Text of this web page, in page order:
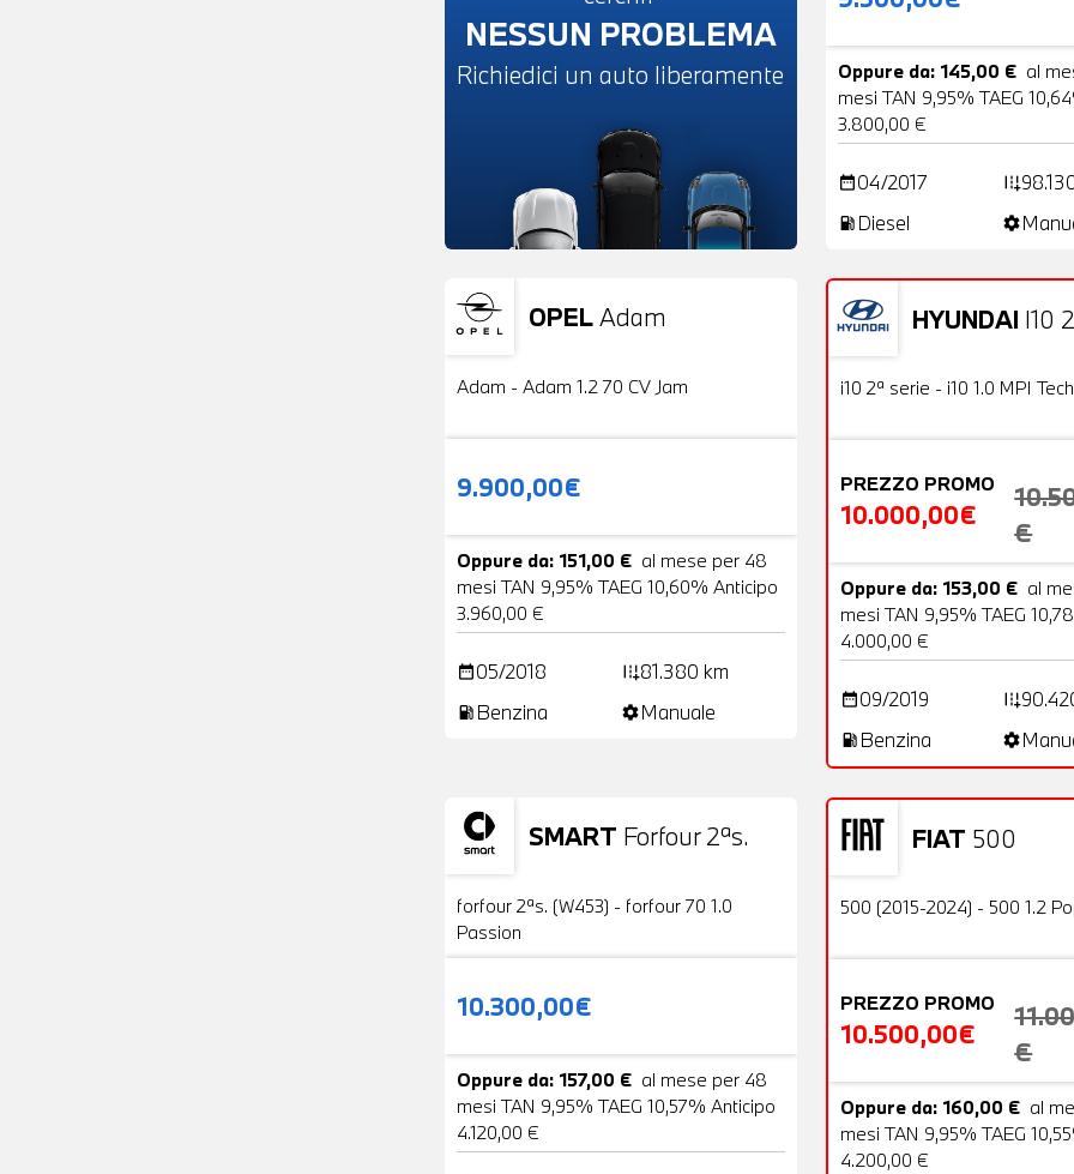
NESSUN PROBLEMA
Richiedici un auto liberamente Oppure da: 145,00 € al
mesi TAN 9,95% TAEG
3.800,00 €
date_range04/2017 add_road
local_gas_station Diesel settings
OPELAdam
Usato
Adam - Adam 1.2 70 CV Jam
9.900,00€
Oppure da: 151,00 € al mese per 48
mesi TAN 9,95% TAEG 10,60% Anticipo
3.960,00 €
date_range05/2018 add_road81.380 km
local_gas_station Benzina settingsManuale
HYUNDAI I10
OFFERTA
Usato
i10 2ª serie - i10 1.0 MPI Tech
PREZZO PROMO
10.000,00€
€
Oppure da: 153,00 € al
mesi TAN 9,95% TAEG
4.000,00 €
date_range09/2019 add_road
local_gas_station Benzina settings
SMART Forfour 2ªs.
Usato 19 Foto
forfour 2ªs. (W453) - forfour 70 1.0
Passion
10.300,00€
Oppure da: 157,00 € al mese per 48
mesi TAN 9,95% TAEG 10,57% Anticipo
4.120,00 €
FIAT 500
OFFERTA
Usato
500 (2015-2024) - 500 1.2
PREZZO PROMO
10.500,00€
€
Oppure da: 160,00 € al
mesi TAN 9,95% TAEG
4.200,00 €